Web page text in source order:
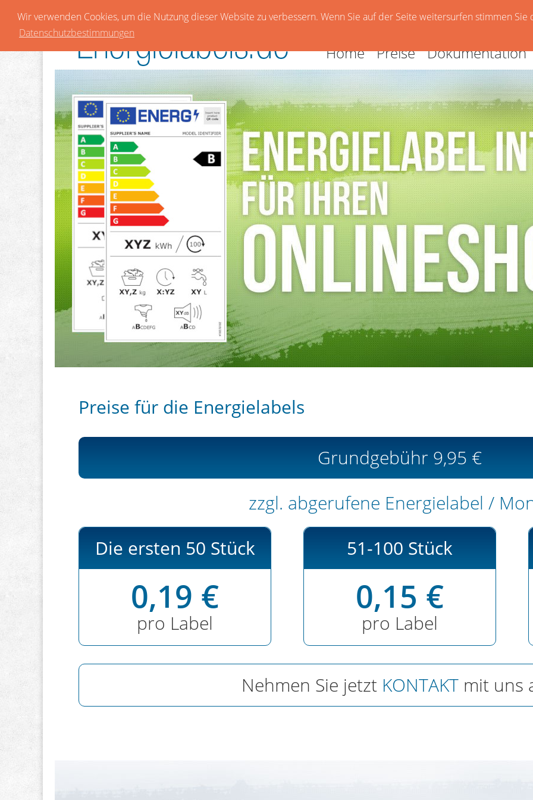
Wir verwenden Cookies, um die Nutzung dieser Website zu verbessern. Wenn Sie auf der Seite weitersurfen stimmen Sie
Datenschutzbestimmungen
Home Preise Dokumentation
Preise für die Energielabels
Grundgebühr 9,95 €
zzgl. abgerufene Energielabel /
Die ersten 50 Stück
0,19 €
pro Label
51-100 Stück
0,15 €
pro Label
Nehmen Sie jetzt KONTAKT mit uns